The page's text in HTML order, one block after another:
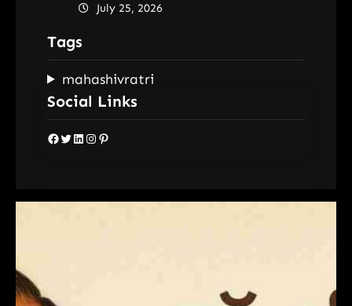
July 25, 2026
Tags
mahashivratri
Social Links
Facebook Twitter LinkedIn Instagram Pinterest